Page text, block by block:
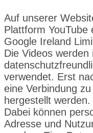
Auf unserer
Plattform YouTube
Google Ireland
Die Videos werden
verwendet. Erst
eine Verbindung
hergestellt werden.
Dabei können
Adresse und